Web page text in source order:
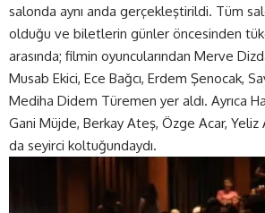
salonda aynı anda gerçekleştirildi. Tüm
olduğu ve biletlerin günler öncesinden
arasında; filmin oyuncularından Merve
Musab Ekici, Ece Bağcı, Erdem Şenocak,
Mediha Didem Türemen yer aldı. Ayrıca
Gani Müjde, Berkay Ateş, Özge Acar, Yeliz
da seyirci koltuğundaydı.